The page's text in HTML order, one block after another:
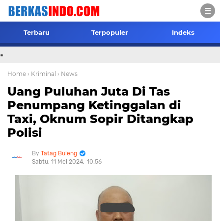
Terbaru Terpopuler Indeks
.
Home › Kriminal › News
Uang Puluhan Juta Di Tas
Penumpang Ketinggalan di
Taxi, Oknum Sopir Ditangkap
Polisi
Tatag Buleng
Sabtu, 11 Mei 2024 10.56